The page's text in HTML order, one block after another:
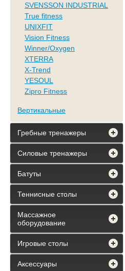
SVENSSON INDUSTRIAL
True fitness
UNIXFIT
Vision Fitness
Winner/Oxygen
XTERRA
X-Trend
YESOUL
Zipro Fitness
Вертикальные
Гребные тренажеры
Силовые тренажеры
Батуты
Теннисные столы
Массажное
оборудование
Игровые столы
Аксессуары